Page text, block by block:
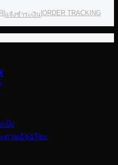
แจ้งชำระเงิน ORDER TRACKING
ป้ง
ดาษอัจฉริยะ